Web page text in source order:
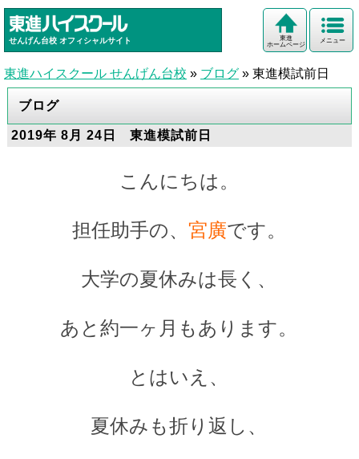
せんげん台校 オフィシャルサイト メニュー
東進
ホームページ
東進ハイスクール せんげん台校 » ブログ » 東進模試前日
ブログ
2019年 8月 24日 東進模試前日
こんにちは。
担任助手の、 宮廣です。
大学の夏休みは長く、
あと約一ヶ月もあります。
とはいえ、
夏休みも折り返し、